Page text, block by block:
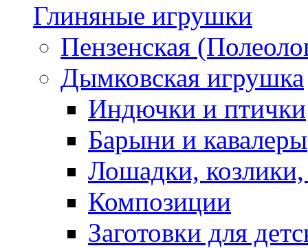
Глиняные игрушки
Пензенская
Дымковская игрушка
Индючки и птички
Барыни и кавалеры
Лошадки,
Композиции
Заготовки для